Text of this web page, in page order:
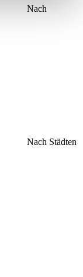
Nach
Nach Städten